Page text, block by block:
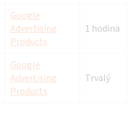
Google
Advertising
Products
1 hodina
Google
Advertising
Products
Trvalý